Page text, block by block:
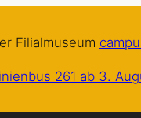
Filialmuseum
261 ab 3.